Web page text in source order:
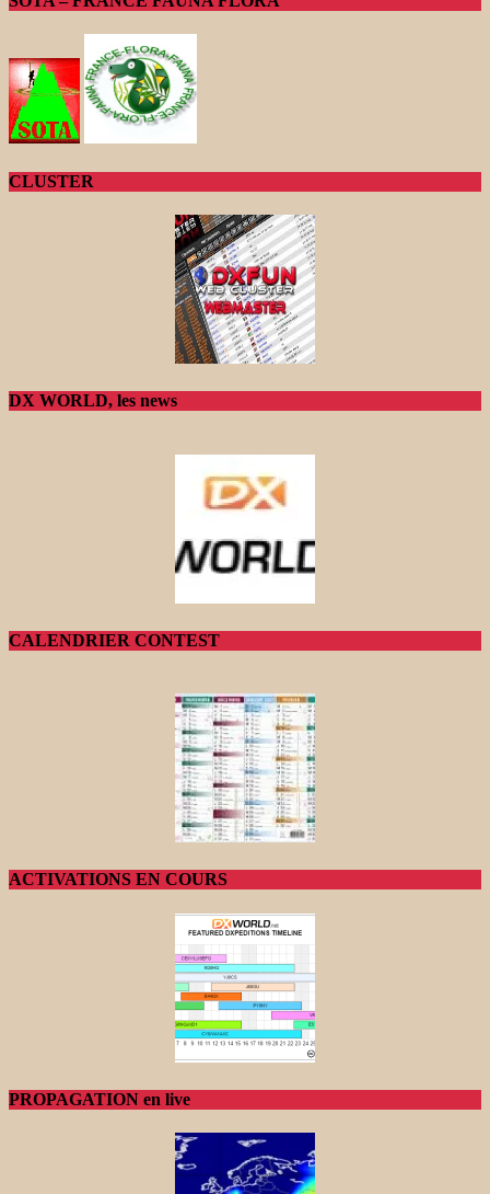
CLUSTER
DX WORLD, les news
CALENDRIER CONTEST
ACTIVATIONS EN COURS
PROPAGATION en live